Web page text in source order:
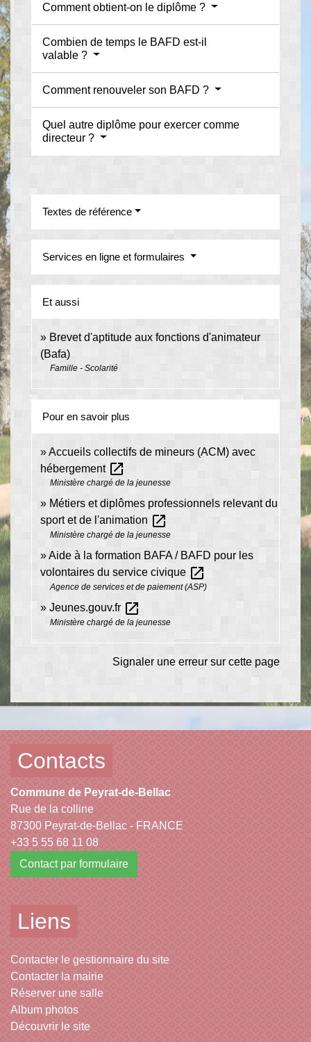
Comment obtient-on le diplôme ?
Combien de temps le BAFD est-il
valable ?
Comment renouveler son BAFD ?
Quel autre diplôme pour exercer comme
directeur ?
Textes de référence
Services en ligne et formulaires
Et aussi
Brevet d'aptitude aux fonctions d'animateur
(Bafa)
Famille - Scolarité
Pour en savoir plus
Accueils collectifs de mineurs (ACM) avec
hébergement open_in_new
Ministère chargé de la jeunesse
Métiers et diplômes professionnels relevant du
sport et de l'animation open_in_new
Ministère chargé de la jeunesse
Aide à la formation BAFA / BAFD pour les
volontaires du service civique open_in_new
Agence de services et de paiement (ASP)
Jeunes.gouv.fr open_in_new
Ministère chargé de la jeunesse
Signaler une erreur sur cette page
Contacts
Commune de Peyrat-de-Bellac
Rue de la colline
87300 Peyrat-de-Bellac - FRANCE
+33 5 55 68 11 08
Contact par formulaire
Liens
Contacter le gestionnaire du site
Contacter la mairie
Réserver une salle
Album photos
Découvrir le site